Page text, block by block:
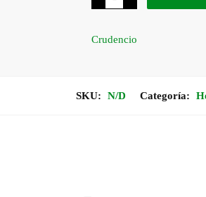
Sin
150
Crudencio
SKU: N/D Categoría: